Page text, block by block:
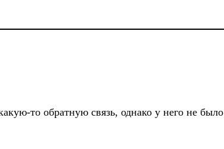
то обратную связь, однако у него не было